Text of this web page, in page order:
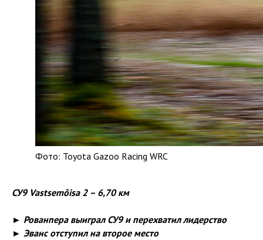
Фото: Toyota Gazoo Racing WRC
СУ9 Vastsemõisa 2 – 6,70 км
► Рованпера выиграл СУ9 и перехватил лидерство
► Эванс отступил на второе место